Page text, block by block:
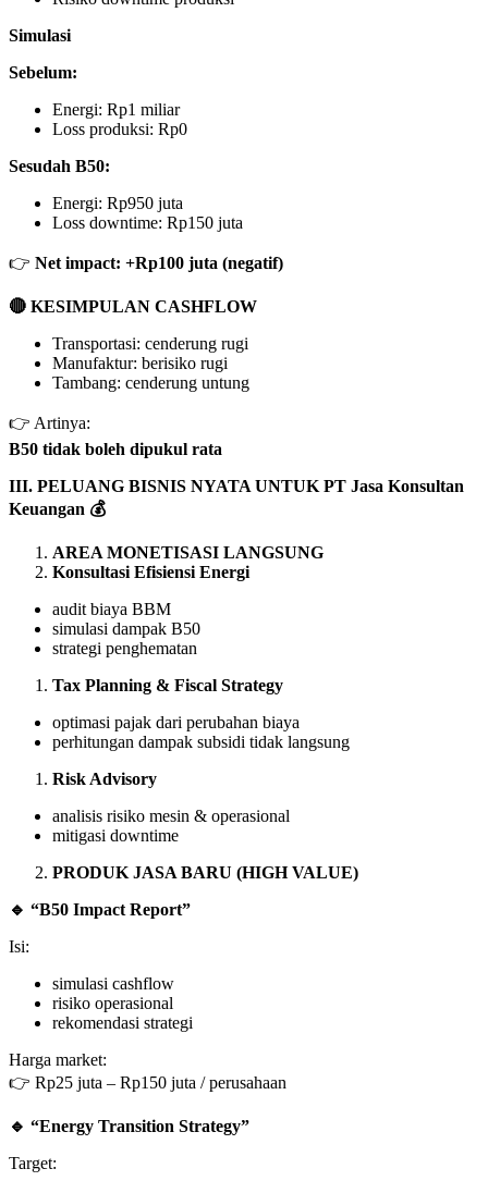
Simulasi
Sebelum:
Energi: Rp1 miliar
Loss produksi: Rp0
Sesudah B50:
Energi: Rp950 juta
Loss downtime: Rp150 juta
👉 Net impact: +Rp100 juta (negatif)
🔴 KESIMPULAN CASHFLOW
Transportasi: cenderung rugi
Manufaktur: berisiko rugi
Tambang: cenderung untung
👉 Artinya:
B50 tidak boleh dipukul rata
III. PELUANG BISNIS NYATA UNTUK PT Jasa Konsultan
Keuangan 💰
AREA MONETISASI LANGSUNG
Konsultasi Efisiensi Energi
audit biaya BBM
simulasi dampak B50
strategi penghematan
Tax Planning & Fiscal Strategy
optimasi pajak dari perubahan biaya
perhitungan dampak subsidi tidak langsung
Risk Advisory
analisis risiko mesin & operasional
mitigasi downtime
PRODUK JASA BARU (HIGH VALUE)
🔹 “B50 Impact Report”
Isi:
simulasi cashflow
risiko operasional
rekomendasi strategi
Harga market:
👉 Rp25 juta – Rp150 juta / perusahaan
🔹 “Energy Transition Strategy”
Target: